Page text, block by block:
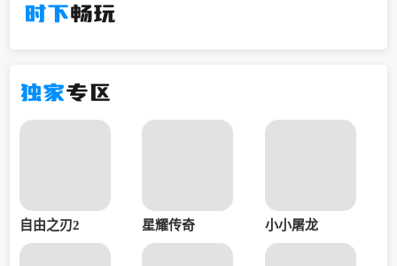
时下畅玩
独家专区
自由之刃2 星耀传奇 小小屠龙